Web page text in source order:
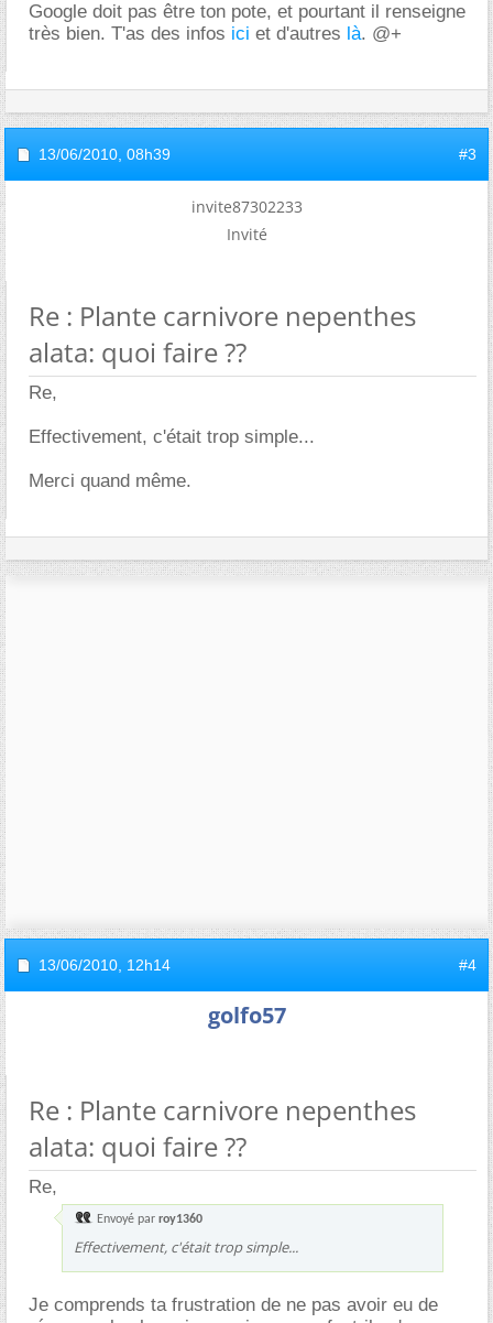
Google doit pas être ton pote, et pourtant il renseigne
très bien. T'as des infos ici et d'autres là. @+
13/06/2010, 08h39 #3
invite87302233
Invité
Re : Plante carnivore nepenthes
alata: quoi faire ??
Re,
Effectivement, c'était trop simple...
Merci quand même.
13/06/2010, 12h14 #4
golfo57
Re : Plante carnivore nepenthes
alata: quoi faire ??
Re,
Envoyé par roy1360
Effectivement, c'était trop simple...
Je comprends ta frustration de ne pas avoir eu de